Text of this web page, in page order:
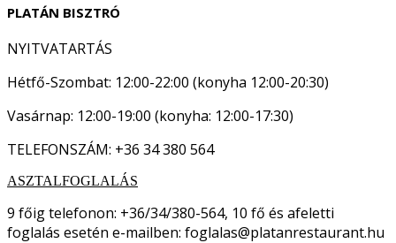
PLATÁN BISZTRÓ
NYITVATARTÁS
Hétfő-Szombat: 12:00-22:00 (konyha 12:00-20:30)
Vasárnap: 12:00-19:00 (konyha: 12:00-17:30)
TELEFONSZÁM: +36 34 380 564
ASZTALFOGLALÁS
9 főig telefonon: +36/34/380-564, 10 fő és afeletti
foglalás esetén e-mailben: foglalas@platanrestaurant.hu